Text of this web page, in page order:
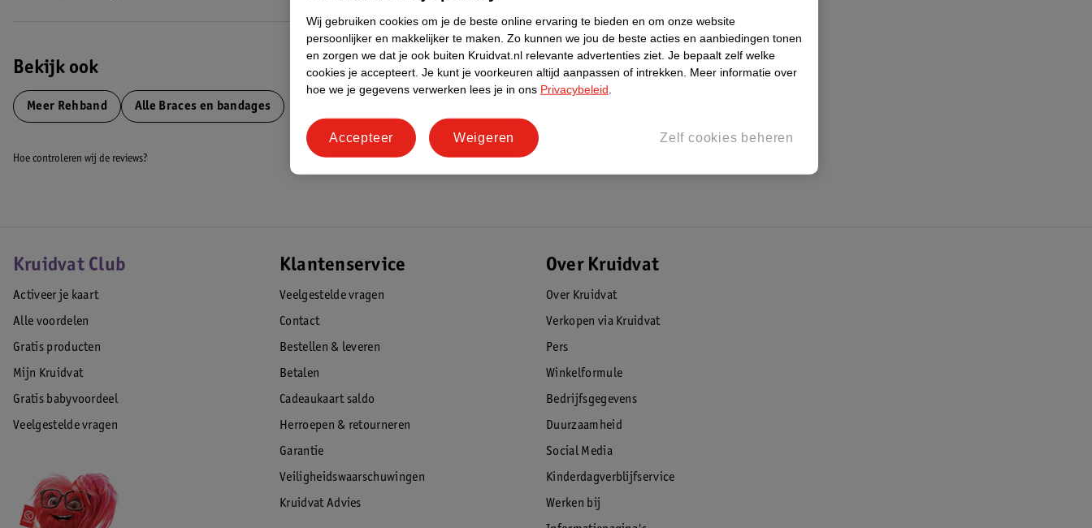
Bekijk ook
Meer Rehband Alle Braces en bandages
Hoe controleren wij de reviews?
Kruidvat Club
Activeer je kaart
Alle voordelen
Gratis producten
Mijn Kruidvat
Gratis babyvoordeel
Veelgestelde vragen
Klantenservice
Veelgestelde vragen
Contact
Bestellen & leveren
Betalen
Cadeaukaart saldo
Herroepen & retourneren
Garantie
Veiligheidswaarschuwingen
Kruidvat Advies
Over Kruidvat
Over Kruidvat
Verkopen via Kruidvat
Pers
Winkelformule
Bedrijfsgegevens
Duurzaamheid
Social Media
Kinderdagverblijfservice
Werken bij
Wij gebruiken cookies om je de beste online ervaring te bieden en om onze website
persoonlijker en makkelijker te maken. Zo kunnen we jou de beste acties en aanbiedingen tonen
en zorgen we dat je ook buiten Kruidvat.nl relevante advertenties ziet. Je bepaalt zelf welke
cookies je accepteert. Je kunt je voorkeuren altijd aanpassen of intrekken.
Meer informatie over
hoe we je gegevens verwerken lees je in ons Privacybeleid
Zelf cookies beheren
Weigeren
Accepteer